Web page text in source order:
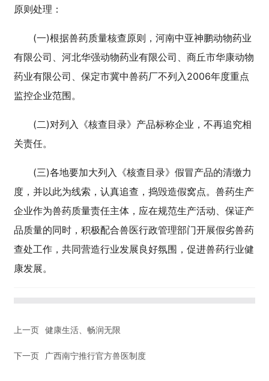
原则处理：
(一)根据兽药质量核查原则，河南中亚神鹏动物药业
有限公司、河北华强动物药业有限公司、商丘市华康动物
药业有限公司、保定市冀中兽药厂不列入2006年度重点
监控企业范围。
(二)对列入《核查目录》产品标称企业，不再追究相
关责任。
(三)各地要加大列入《核查目录》假冒产品的清缴力
度，并以此为线索，认真追查，捣毁造假窝点。兽药生产
企业作为兽药质量责任主体，应在规范生产活动、保证产
品质量的同时，积极配合兽医行政管理部门开展假劣兽药
查处工作，共同营造行业发展良好氛围，促进兽药行业健
康发展。
上一页 健康生活、畅润无限
下一页 广西南宁推行官方兽医制度